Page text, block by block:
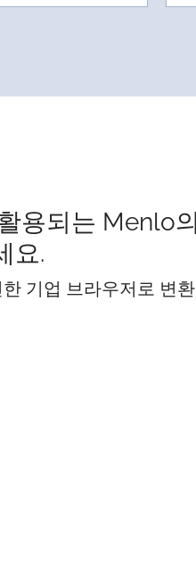
용되는 Menlo의
요.
기업 브라우저로 변환